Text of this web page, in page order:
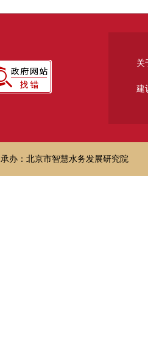
关
建
承办：北京市智慧水务发展研究院